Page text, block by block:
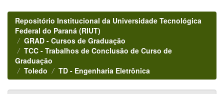
Repositório Institucional da Universidade Tecnológica
Federal do Paraná (RIUT)
GRAD - Cursos de Graduação
TCC - Trabalhos de Conclusão de Curso de
Graduação
Toledo
TD - Engenharia Eletrônica